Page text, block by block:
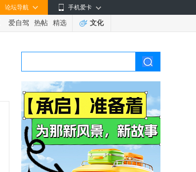
手机爱卡
论坛导航
爱自驾 热帖 精选 文化